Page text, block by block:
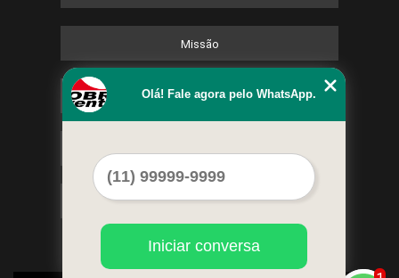
Missão
Serviços
Mapa do site
Olá! Fale agora pelo WhatsApp.
Iniciar conversa